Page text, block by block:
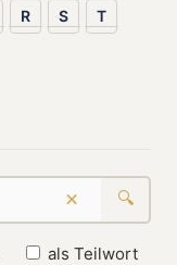
R S T
× 🔍
als Teilwort